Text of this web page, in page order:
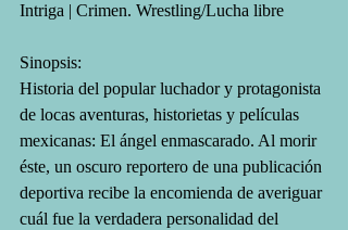
Intriga | Crimen. Wrestling/Lucha libre
Sinopsis:
Historia del popular luchador y protagonista
de locas aventuras, historietas y películas
mexicanas: El ángel enmascarado. Al morir
éste, un oscuro reportero de una publicación
deportiva recibe la encomienda de averiguar
cuál fue la verdadera personalidad del